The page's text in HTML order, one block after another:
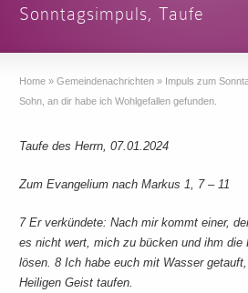
Sonntagsimpuls,Taufe
Home » Gemeindenachrichten » Impuls zum
Sohn, an dir habe ich Wohlgefallen gefunden.
Taufe des Herrn, 07.01.2024
Zum Evangelium nach Markus 1, 7 – 11
7 Er verkündete: Nach mir kommt einer,
es nicht wert, mich zu bücken und ihm die
lösen. 8 Ich habe euch mit Wasser
Heiligen Geist taufen.